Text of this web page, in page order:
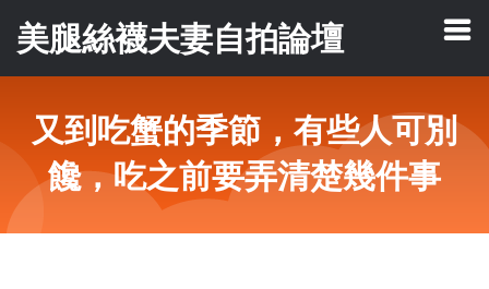
美腿絲襪夫妻自拍論壇
又到吃蟹的季節，有些人可別
饞，吃之前要弄清楚幾件事